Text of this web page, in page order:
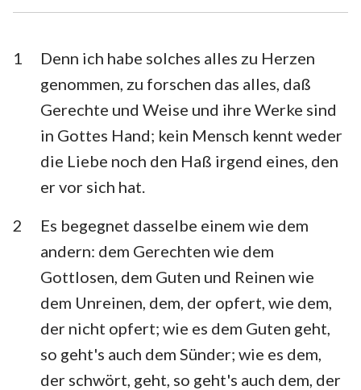
Esra Nehemia
Esther Hiob
Psalm Sprüche
Jesaja Jeremia
Klagelieder
Daniel Hosea
Obadja Jona
Micha Nahum
Habakuk Zephanja
1
Denn ich habe solches alles zu Herzen
genommen, zu forschen das alles, daß
Gerechte und Weise und ihre Werke sind
in Gottes Hand; kein Mensch kennt weder
die Liebe noch den Haß irgend eines, den
er vor sich hat.
2
Es begegnet dasselbe einem wie dem
andern: dem Gerechten wie dem
Gottlosen, dem Guten und Reinen wie
dem Unreinen, dem, der opfert, wie dem,
der nicht opfert; wie es dem Guten geht,
so geht's auch dem Sünder; wie es dem,
der schwört, geht, so geht's auch dem, der